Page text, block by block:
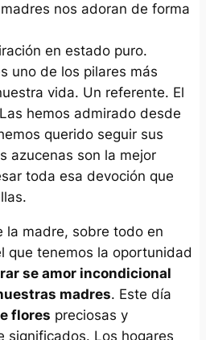
nos adoran de forma
en estado puro.
uno de los pilares más
vida. Un referente. El
hemos admirado desde
querido seguir sus
azucenas son la mejor
toda esa devoción que
la madre, sobre todo en
que tenemos la oportunidad
se amor incondicional
madres. Este día
flores preciosas y
significados. Los hogares